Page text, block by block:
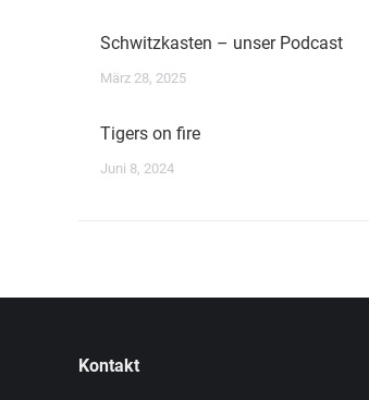
Schwitzkasten – unser Podcast
März 28, 2025
Tigers on fire
Juni 8, 2024
Kontakt